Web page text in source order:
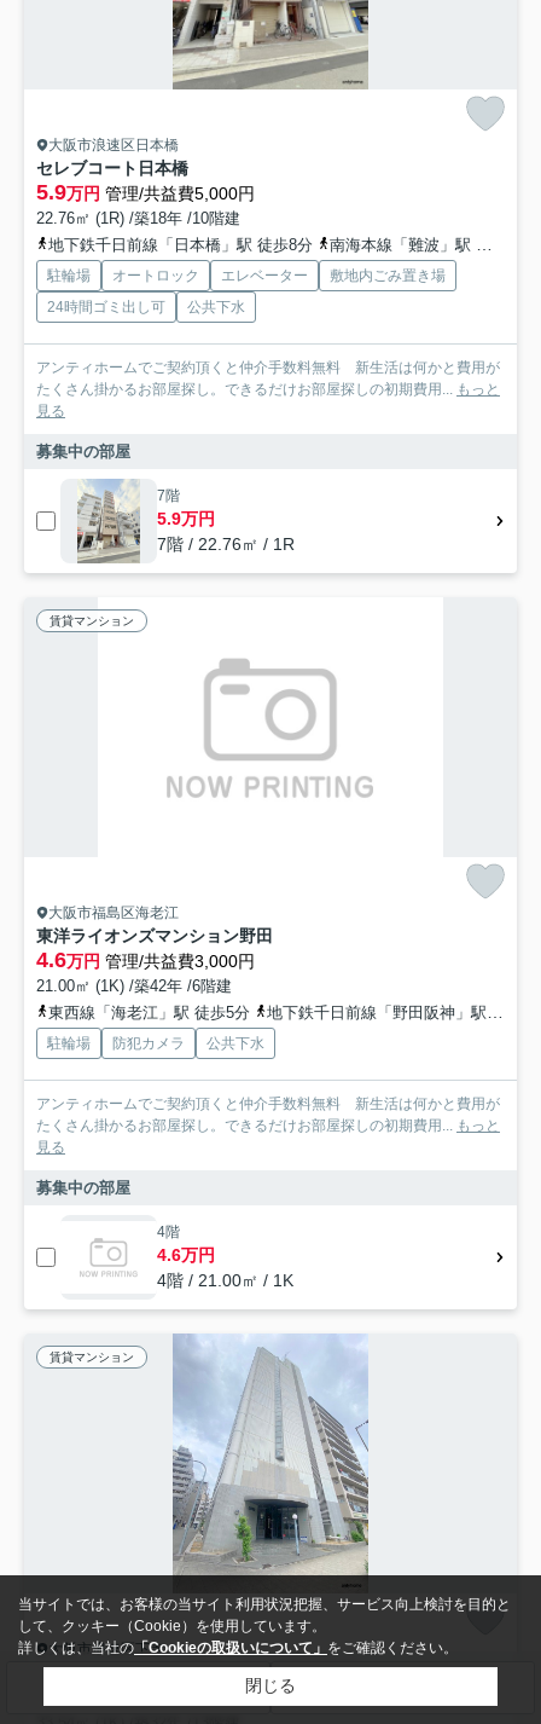
大阪市浪速区日本橋
セレブコート日本橋
5.9万円 管理/共益費5,000円
22.76㎡ (1R) /築18年 /10階建
地下鉄千日前線「日本橋」駅 徒歩8分
南海本線「難波」駅 徒歩9分
駐輪場 オートロック エレベーター
敷地内ごみ置き場
24時間ゴミ出し可
公共下水
アンティホームでご契約頂くと仲介手数料無料 新生活は何かと費用が
たくさん掛かるお部屋探し。できるだけお部屋探しの初期費用... もっと
見る
募集中の部屋
7階
5.9万円
7階 / 22.76㎡ / 1R
賃貸マンション
大阪市福島区海老江
東洋ライオンズマンション野田
4.6万円 管理/共益費3,000円
21.00㎡ (1K) /築42年 /6階建
東西線「海老江」駅 徒歩5分
地下鉄千日前線「野田阪神」駅 徒歩5分
駐輪場 防犯カメラ 公共下水
アンティホームでご契約頂くと仲介手数料無料 新生活は何かと費用が
たくさん掛かるお部屋探し。できるだけお部屋探しの初期費用... もっと
見る
募集中の部屋
4階
4.6万円
4階 / 21.00㎡ / 1K
賃貸マンション
大阪市浪速区下寺
メロディーハイム夕陽丘 仲介手数料無料
管理/共益費8,000円
当サイトでは、お客様の当サイト利用状況把握、サービス向上検討を目的と
して、クッキー（Cookie）を使用しています。
詳しくは、当社の「Cookieの取扱いについて」 をご確認ください。
閉じる